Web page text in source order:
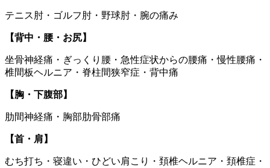
テニス肘・ゴルフ肘・野球肘・腕の痛み
【背中・腰・お尻】
坐骨神経痛・ぎっくり腰・急性症状からの腰痛・慢性腰痛・
椎間板ヘルニア・脊柱間狭窄症・背中痛
【胸・下腹部】
肋間神経痛・胸部肋骨部痛
【首・肩】
むち打ち・寝違い・ひどい肩こり・頚椎ヘルニア・頚椎症・